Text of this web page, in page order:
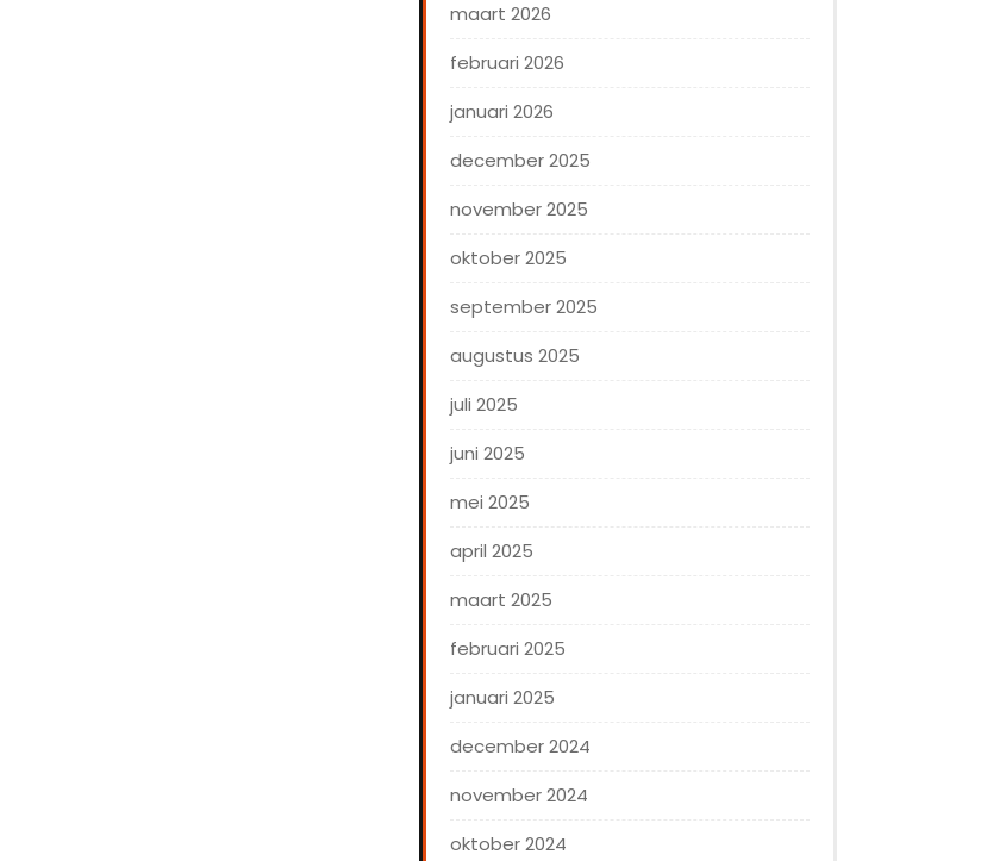
maart 2026
februari 2026
januari 2026
december 2025
november 2025
oktober 2025
september 2025
augustus 2025
juli 2025
juni 2025
mei 2025
april 2025
maart 2025
februari 2025
januari 2025
december 2024
november 2024
oktober 2024